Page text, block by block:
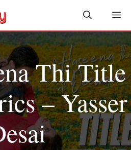
Thi Title
– Yasser